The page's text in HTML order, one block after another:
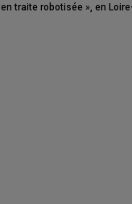
en traite robotisée », en